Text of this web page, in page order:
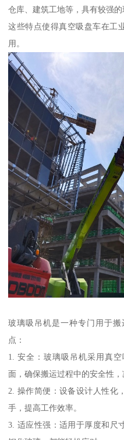
仓库、建筑工地等，具有较强的
这些特点使得真空吸盘车在工
用。
玻璃吸吊机是一种专门用于
点：
1. 安全：玻璃吸吊机采用真
面，确保搬运过程中的安全性，
2. 操作简便：设备设计人性化
手，提高工作效率。
3. 适应性强：适用于厚度和尺